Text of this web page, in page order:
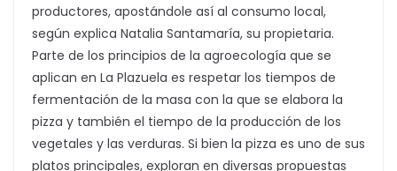
productores, apostándole así al consumo local,
según explica Natalia Santamaría, su propietaria.
Parte de los principios de la agroecología que se
aplican en La Plazuela es respetar los tiempos de
fermentación de la masa con la que se elabora la
pizza y también el tiempo de la producción de los
vegetales y las verduras. Si bien la pizza es uno de sus
platos principales, exploran en diversas propuestas